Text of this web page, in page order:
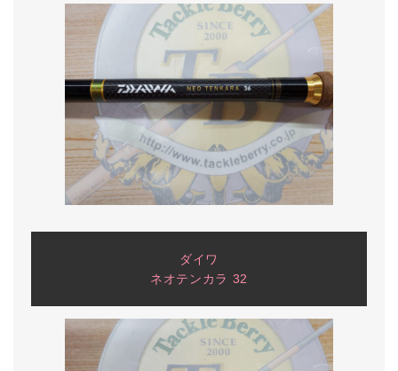
ダイワ
ネオテンカラ 32